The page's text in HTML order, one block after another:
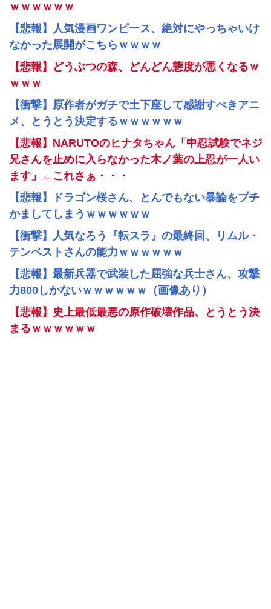
ｗｗｗｗｗｗ
【悲報】人気漫画ワンピース、絶対にやっちゃいけ
なかった展開がこちらｗｗｗｗ
【悲報】どうぶつの森、どんどん態度が悪くなるｗ
ｗｗｗ
【衝撃】原作者がガチで土下座して感謝すべきアニ
メ、とうとう決定するｗｗｗｗｗｗ
【悲報】NARUTOのヒナタちゃん「中忍試験でネジ
兄さんを止めに入らなかった木ノ葉の上忍が一人い
ます」←これさぁ・・・
【悲報】ドラゴン桜さん、とんでもない暴論をブチ
かましてしまうｗｗｗｗｗｗ
【衝撃】人気なろう『転スラ』の最終回、リムル・
テンペストさんの能力ｗｗｗｗｗｗ
【悲報】最新兵器で武装した屈強な兵士さん、攻撃
力800しかないｗｗｗｗｗｗ（画像あり）
【悲報】史上最低最悪の原作破壊作品、とうとう決
まるｗｗｗｗｗｗ